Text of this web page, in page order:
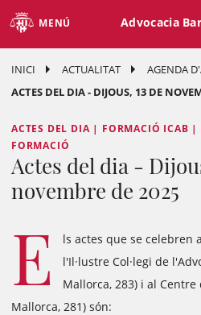
MENÚ Advocacia
INICI ACTUALITAT
AGENDA
ACTES DEL DIA - DIJOUS, 13 DE
ACTES DEL DIA | FORMACIÓ ICAB |
FORMACIÓ
Actes del dia -
novembre de 2025
E
ls actes que se celebren
l'Il·lustre Col·legi de
Mallorca, 283) i al Centre
Mallorca, 281) són: